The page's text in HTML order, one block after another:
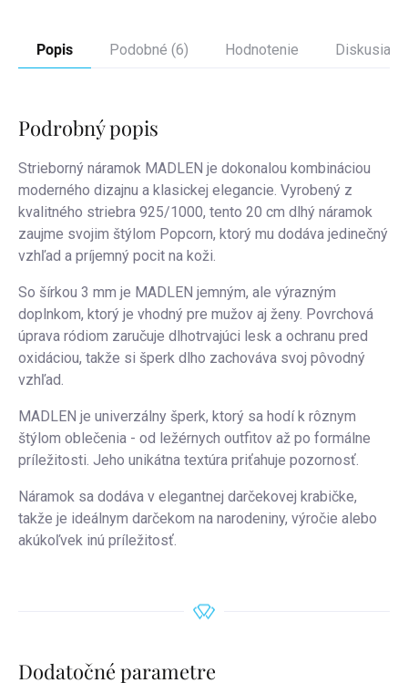
Popis Podobné (6) Hodnotenie Diskusia
Podrobný popis
Strieborný náramok MADLEN je dokonalou kombináciou
moderného dizajnu a klasickej elegancie. Vyrobený z
kvalitného striebra 925/1000, tento 20 cm dlhý náramok
zaujme svojim štýlom Popcorn, ktorý mu dodáva jedinečný
vzhľad a príjemný pocit na koži.
So šírkou 3 mm je MADLEN jemným, ale výrazným
doplnkom, ktorý je vhodný pre mužov aj ženy. Povrchová
úprava ródiom zaručuje dlhotrvajúci lesk a ochranu pred
oxidáciou, takže si šperk dlho zachováva svoj pôvodný
vzhľad.
MADLEN je univerzálny šperk, ktorý sa hodí k rôznym
štýlom oblečenia - od ležérnych outfitov až po formálne
príležitosti. Jeho unikátna textúra priťahuje pozornosť.
Náramok sa dodáva v elegantnej darčekovej krabičke,
takže je ideálnym darčekom na narodeniny, výročie alebo
akúkoľvek inú príležitosť.
Dodatočné parametre